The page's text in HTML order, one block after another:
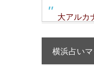
大アルカ
横浜占い